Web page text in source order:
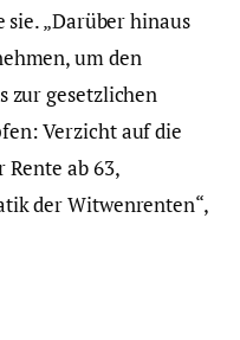
„Darüber hinaus
um den
zur gesetzlichen
Verzicht auf die
ab 63,
der Witwenrenten“,